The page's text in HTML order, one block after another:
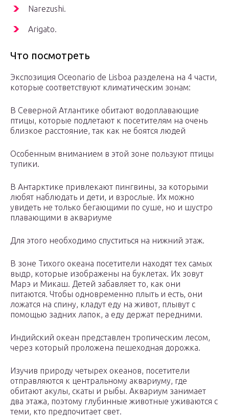
Narezushi.
Arigato.
Что посмотреть
Экспозиция Oceonario de Lisboa разделена на 4 части,
которые соответствуют климатическим зонам:
В Северной Атлантике обитают водоплавающие
птицы, которые подлетают к посетителям на очень
близкое расстояние, так как не боятся людей
Особенным вниманием в этой зоне пользуют птицы
тупики.
В Антарктике привлекают пингвины, за которыми
любят наблюдать и дети, и взрослые. Их можно
увидеть не только бегающими по суше, но и шустро
плавающими в аквариуме
Для этого необходимо спуститься на нижний этаж.
В зоне Тихого океана посетители находят тех самых
выдр, которые изображены на буклетах. Их зовут
Марэ и Микаш. Детей забавляет то, как они
питаются. Чтобы одновременно плыть и есть, они
ложатся на спину, кладут еду на живот, плывут с
помощью задних лапок, а еду держат передними.
Индийский океан представлен тропическим лесом,
через который проложена пешеходная дорожка.
Изучив природу четырех океанов, посетители
отправляются к центральному аквариуму, где
обитают акулы, скаты и рыбы. Аквариум занимает
два этажа, поэтому глубинные животные уживаются с
теми, кто предпочитает свет.